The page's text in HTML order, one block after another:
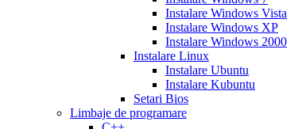
Instalare Windows Vista
Instalare Windows XP
Instalare Windows 2000
Instalare Linux
Instalare Ubuntu
Instalare Kubuntu
Setari Bios
Limbaje de programare